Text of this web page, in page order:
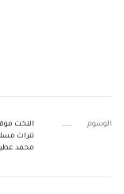
الوسوم التخت
تترات
محمد